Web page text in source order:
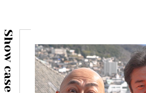
Show case